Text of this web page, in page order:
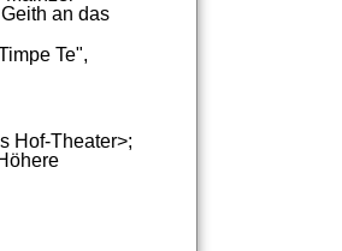
Geith an das
Te",
Hof-Theater>;